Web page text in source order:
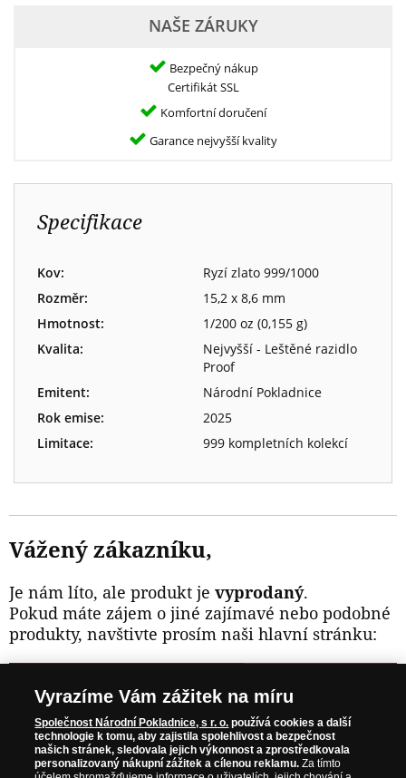
NAŠE ZÁRUKY
Bezpečný nákup
Certifikát SSL
Komfortní doručení
Garance nejvyšší kvality
Specifikace
Kov:
Ryzí zlato 999/1000
Rozměr:
15,2 x 8,6 mm
Hmotnost:
1/200 oz (0,155 g)
Kvalita:
Nejvyšší - Leštěné razidlo
Proof
Emitent:
Národní Pokladnice
Rok emise:
2025
Limitace:
999 kompletních kolekcí
Vážený zákazníku,
Je nám líto, ale produkt je vyprodaný.
Pokud máte zájem o jiné zajímavé nebo podobné
produkty, navštivte prosím naši hlavní stránku:
NAVŠTIVTE ZAJÍMAVÉ PRODUKTY NA
WWW.NARODNIPOKLADNICE.CZ
Prosím informujte mě, jakmile bude produkt opět skladem.
Vyrazíme Vám zážitek na míru
Společnost Národní Pokladnice, s r. o. používá cookies a další
technologie k tomu, aby zajistila spolehlivost a bezpečnost
našich stránek, sledovala jejich výkonnost a zprostředkovala
personalizovaný nákupní zážitek a cílenou reklamu. Za tímto